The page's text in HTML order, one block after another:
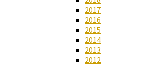
2017
2016
2015
2014
2013
2012